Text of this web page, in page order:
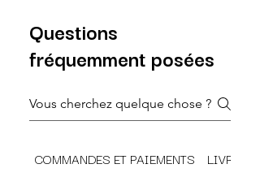
Questions
fréquemment posées
COMMANDES ET PAIEMENTS